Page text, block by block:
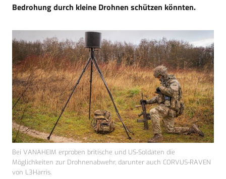
Bedrohung durch kleine Drohnen schützen könnten.
Bei VANAHEIM erproben britische und US-Soldaten die
Möglichkeiten zur Drohnenabwehr, darunter auch CORVUS-RAVEN
von L3Harris.